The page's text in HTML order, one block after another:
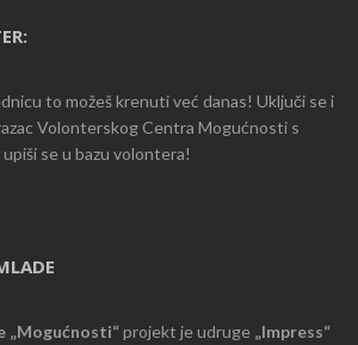
to možeš krenuti već danas! Uključi se i
Volonterskog Centra Mogućnosti s
se u bazu volontera!
„Mogućnosti“projekt je udruge „Impress“